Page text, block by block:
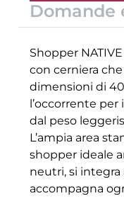
Domande
Shopper
con cerniera
dimensioni di
l’occorrente
dal peso
L’ampia area
shopper ideale
neutri, si integra
accompagna